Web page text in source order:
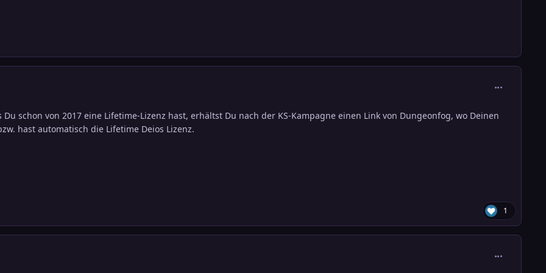
Du schon von 2017 eine Lifetime-Lizenz hast, erhältst Du nach der KS-Kampagne einen Link von Dungeonfog, wo Deinen
hast automatisch die Lifetime Deios Lizenz.
1